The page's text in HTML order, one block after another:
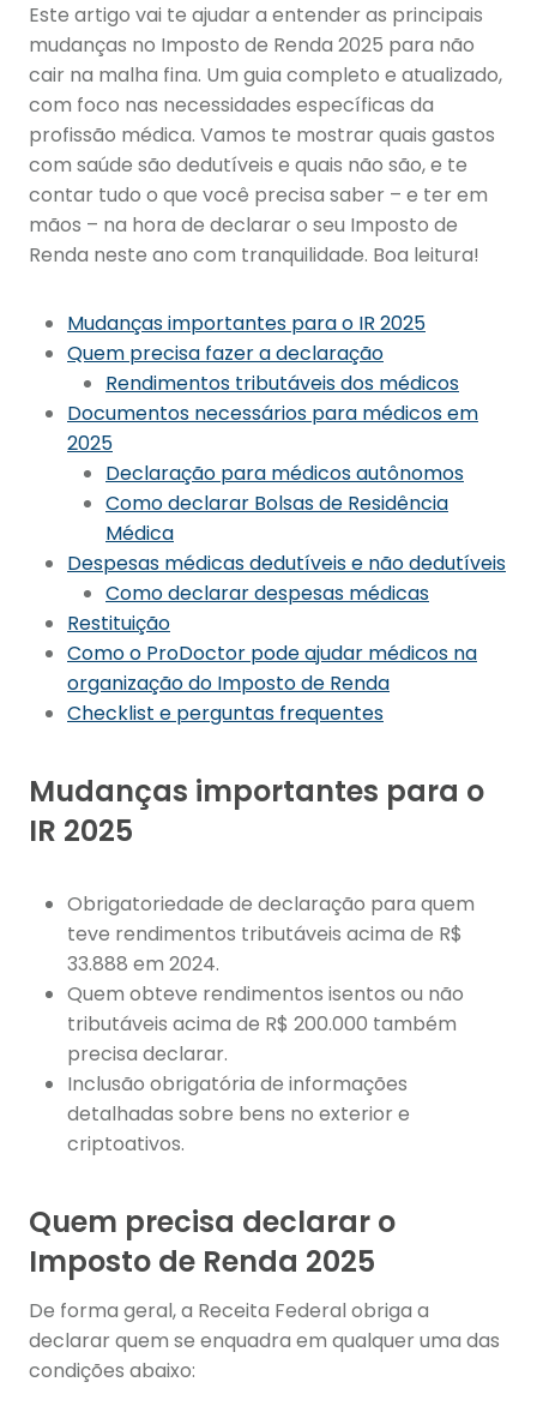
Este artigo vai te ajudar a entender as principais
mudanças no Imposto de Renda 2025 para não
cair na malha fina. Um guia completo e atualizado,
com foco nas necessidades específicas da
profissão médica. Vamos te mostrar quais gastos
com saúde são dedutíveis e quais não são, e te
contar tudo o que você precisa saber – e ter em
mãos – na hora de declarar o seu Imposto de
Renda neste ano com tranquilidade. Boa leitura!
Mudanças importantes para o IR 2025
Quem precisa fazer a declaração
Rendimentos tributáveis dos médicos
Documentos necessários para médicos em
2025
Declaração para médicos autônomos
Como declarar Bolsas de Residência
Médica
Despesas médicas dedutíveis e não dedutíveis
Como declarar despesas médicas
Restituição
Como o ProDoctor pode ajudar médicos na
organização do Imposto de Renda
Checklist e perguntas frequentes
Mudanças importantes para o
IR 2025
Obrigatoriedade de declaração para quem
teve rendimentos tributáveis acima de R$
33.888 em 2024.
Quem obteve rendimentos isentos ou não
tributáveis acima de R$ 200.000 também
precisa declarar.
Inclusão obrigatória de informações
detalhadas sobre bens no exterior e
criptoativos.
Quem precisa declarar o
Imposto de Renda 2025
De forma geral, a Receita Federal obriga a
declarar quem se enquadra em qualquer uma das
condições abaixo: